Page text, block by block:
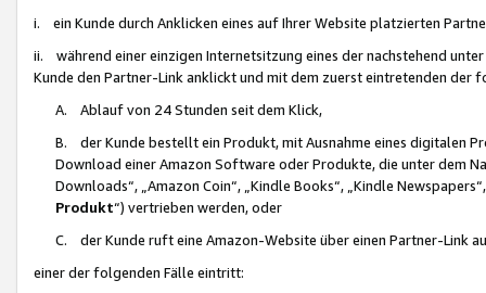
i. ein Kunde durch Anklicken eines auf Ihrer Website platzierten
ii. während einer einzigen Internetsitzung eines der nachstehend
Kunde den Partner-Link anklickt und mit dem zuerst eintretenden der
A. Ablauf von 24 Stunden seit dem Klick,
B. der Kunde bestellt ein Produkt, mit Ausnahme eines digitalen
Download einer Amazon Software oder Produkte, die unter dem
Downloads“, „Amazon Coin“, „Kindle Books“, „Kindle
Produkt“) vertrieben werden, oder
C. der Kunde ruft eine Amazon-Website über einen Partner-Link
einer der folgenden Fälle eintritt: